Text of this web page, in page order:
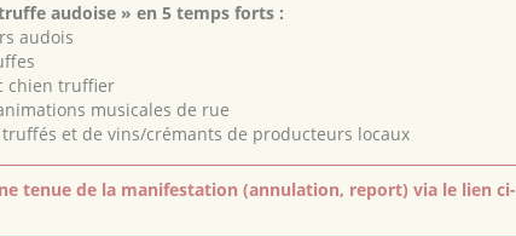
audoise » en 5 temps forts :
audois
chien truffier
musicales de rue
et de vins/crémants de producteurs locaux
tenue de la manifestation (annulation, report) via le lien ci-